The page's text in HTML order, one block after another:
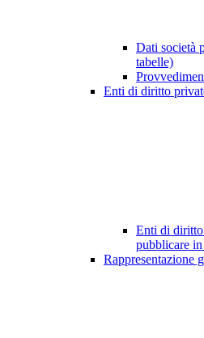
Dati società
tabelle)
Enti di diritto
Enti di
pubblicare
Rappresentazione